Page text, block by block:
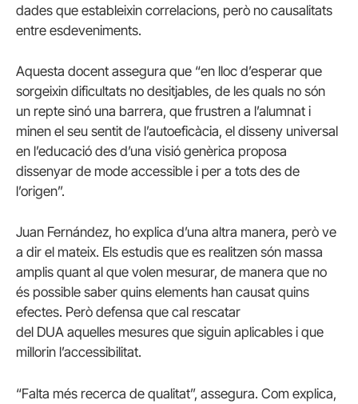
dades que estableixin correlacions, però no causalitats
entre esdeveniments.
Aquesta docent assegura que “en lloc d’esperar que
sorgeixin dificultats no desitjables, de les quals no són
un repte sinó una barrera, que frustren a l’alumnat i
minen el seu sentit de l’autoeficàcia, el disseny universal
en l’educació des d’una visió genèrica proposa
dissenyar de mode accessible i per a tots des de
l’origen”.
Juan Fernández, ho explica d’una altra manera, però ve
a dir el mateix. Els estudis que es realitzen són massa
amplis quant al que volen mesurar, de manera que no
és possible saber quins elements han causat quins
efectes. Però defensa que cal rescatar
del DUA aquelles mesures que siguin aplicables i que
millorin l’accessibilitat.
“Falta més recerca de qualitat”, assegura. Com explica,